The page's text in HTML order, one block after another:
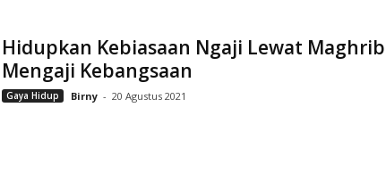
Hidupkan Kebiasaan Ngaji Lewat Maghrib
Mengaji Kebangsaan
Gaya Hidup Birny - 20 Agustus 2021